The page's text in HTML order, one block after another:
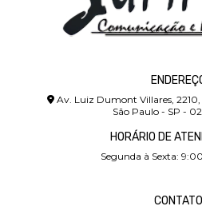
Av. Luiz Dumont Villares, 2210,
São Paulo - SP -
HORÁRIO DE
Segunda à Sexta:
CONTATO